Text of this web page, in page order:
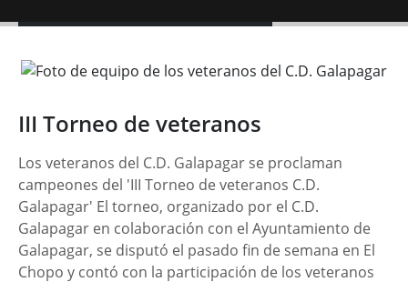
III Torneo de veteranos
Los veteranos del C.D. Galapagar se proclaman
campeones del 'III Torneo de veteranos C.D.
Galapagar' El torneo, organizado por el C.D.
Galapagar en colaboración con el Ayuntamiento de
Galapagar, se disputó el pasado fin de semana en El
Chopo y contó con la participación de los veteranos